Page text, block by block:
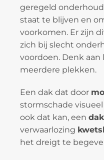
geregeld
staat te blijven en
voorkomen. Er zijn
zich bij slecht
voordoen. Denk aan
meerdere plekken.
Een dak dat door
stormschade
ook dat kan, een
verwaarlozing
het dreigt te